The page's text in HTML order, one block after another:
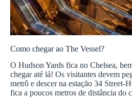
Como chegar ao The Vessel?
O Hudson Yards fica no Chelsea,
chegar até lá! Os visitantes devem
metrô e descer na estação 34 Street-
fica a poucos metros de distância do